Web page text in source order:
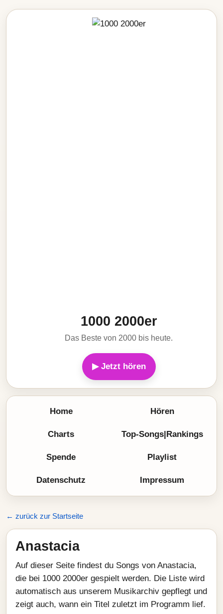
1000 2000er
Das Beste von 2000 bis heute.
▶ Jetzt hören
Home Hören
Charts Top-Songs|Rankings
Spende Playlist
Datenschutz Impressum
← zurück zur Startseite
Anastacia
Auf dieser Seite findest du Songs von Anastacia,
die bei 1000 2000er gespielt werden. Die Liste wird
automatisch aus unserem Musikarchiv gepflegt und
zeigt auch, wann ein Titel zuletzt im Programm lief.